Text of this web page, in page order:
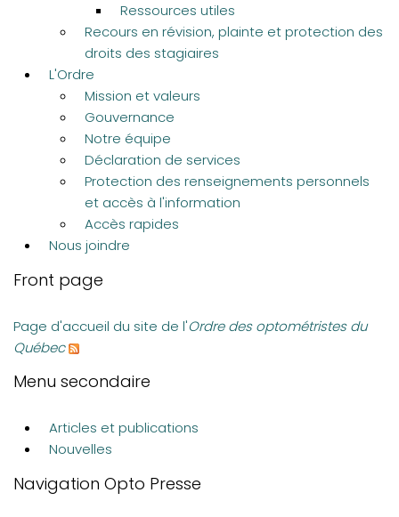
Ressources utiles
Recours en révision, plainte et protection des
droits des stagiaires
L'Ordre
Mission et valeurs
Gouvernance
Notre équipe
Déclaration de services
Protection des renseignements personnels
et accès à l'information
Accès rapides
Nous joindre
Front page
Page d'accueil du site de l'Ordre des optométristes du
Québec
Menu secondaire
Articles et publications
Nouvelles
Navigation Opto Presse